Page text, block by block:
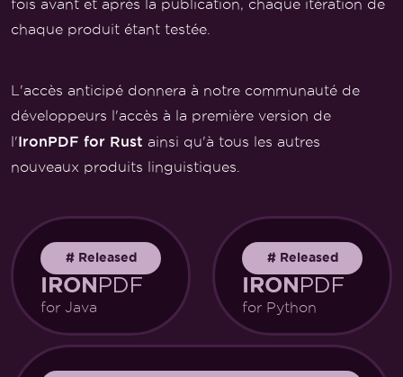
fois avant et après la publication, chaque itération de
chaque produit étant testée.
L'accès anticipé donnera à notre communauté de
développeurs l'accès à la première version de
l'IronPDF for Rust ainsi qu'à tous les autres
nouveaux produits linguistiques.
#Released
IRONPDF
for Java
#Released
IRONPDF
for Python